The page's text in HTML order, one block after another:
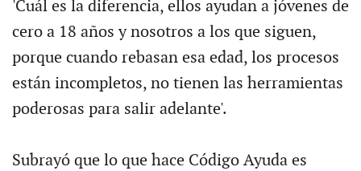
'Cuál es la diferencia, ellos ayudan a jóvenes de
cero a 18 años y nosotros a los que siguen,
porque cuando rebasan esa edad, los procesos
están incompletos, no tienen las herramientas
poderosas para salir adelante'.
Subrayó que lo que hace Código Ayuda es